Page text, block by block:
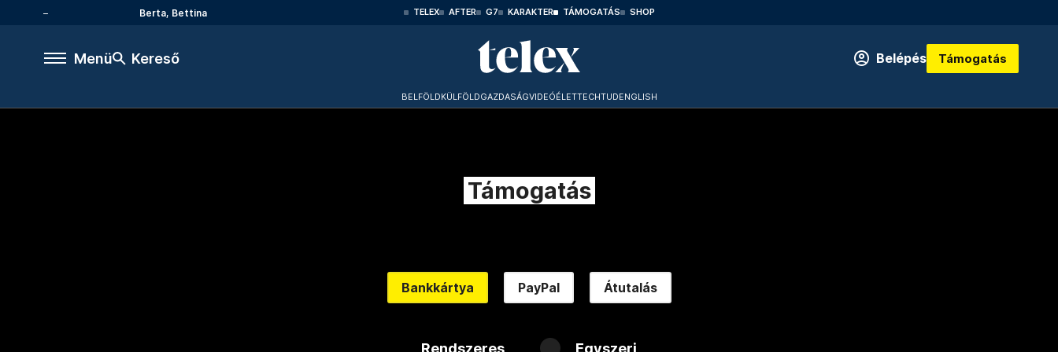
Berta, Bettina TELEX AFTER G7 KARAKTER TÁMOGATÁS SHOP
Menü Kereső Belépés Támogatás
BELFÖLDKÜLFÖLDGAZDASÁGVIDEÓÉLETTECHTUDENGLISH
Támogatás
Bankkártya PayPal Átutalás
Rendszeres Egyszeri